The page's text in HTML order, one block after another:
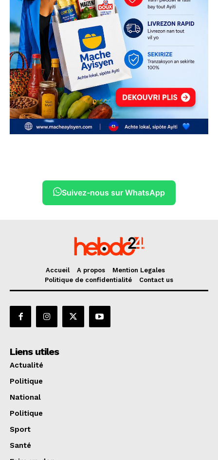
Suivez-nous sur WhatsApp
Accueil A propos
Mention Legales
Politique de confidentialité
Contact us
Liens utiles
Actualité
Politique
National
Politique
Sport
Santé